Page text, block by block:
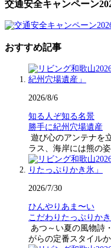
交通安全キャンペーン
おすすめ記事
2026/8/6
知る人ぞ知る名景
勝手に紀州穴場遺産
遊び心のアンテナを
ラス、海岸には熊の
2026/7/30
ひんやりあま〜い
こだわりたっぷりか
あつ～い夏の風物詩
がらの定番スタイル